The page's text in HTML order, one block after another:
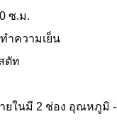
ซ.ม.
ำความเย็น
ตัท
ยในมี 2 ช่อง อุณหภูมิ -